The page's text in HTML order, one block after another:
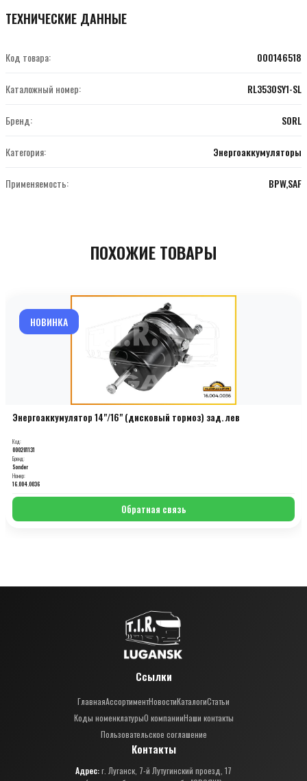
ТЕХНИЧЕСКИЕ ДАННЫЕ
Код товара: 000146518
Каталожный номер: RL3530SY1-SL
Бренд: SORL
Категория: Энергоаккумуляторы
Применяемость: BPW,SAF
ПОХОЖИЕ ТОВАРЫ
НОВИНКА
Энергоаккумулятор 14"/16" (дисковый тормоз) зад. лев
Код:
000201131
Бренд:
Sonder
Номер:
16.004.0036
Обратная связь
Ссылки
ГлавнаяАссортиментНовостиКаталогиСтатьи
Коды номенклатурыО компанииНаши контакты
Пользовательское соглашение
Контакты
Адрес:г. Луганск, 7-й Лутугинский проезд, 17